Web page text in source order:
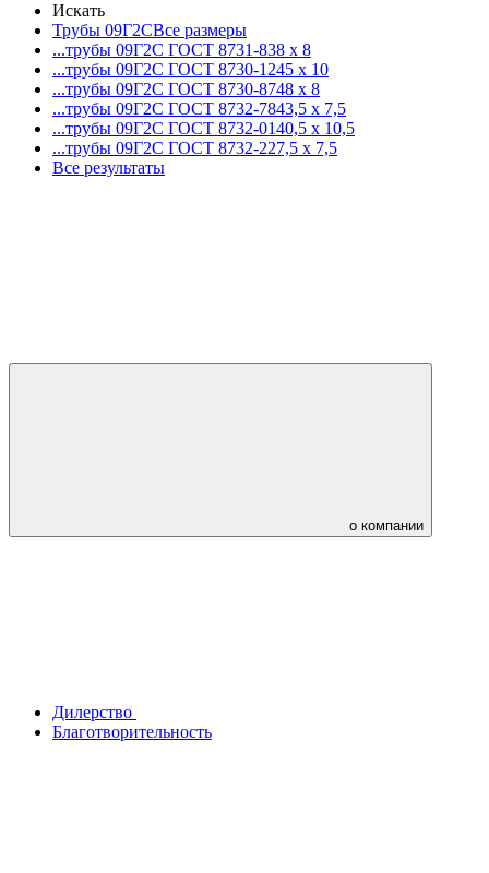
Искать
Трубы 09Г2СВсе размеры
...трубы 09Г2С ГОСТ 8731-838 x 8
...трубы 09Г2С ГОСТ 8730-1245 x 10
...трубы 09Г2С ГОСТ 8730-8748 x 8
...трубы 09Г2С ГОСТ 8732-7843,5 x 7,5
...трубы 09Г2С ГОСТ 8732-0140,5 x 10,5
...трубы 09Г2С ГОСТ 8732-227,5 x 7,5
Все результаты
о компании
Дилерство
Благотворительность